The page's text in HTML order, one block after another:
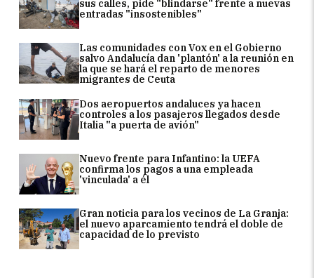
sus calles, pide "blindarse" frente a nuevas
entradas "insostenibles"
Las comunidades con Vox en el Gobierno
salvo Andalucía dan 'plantón' a la reunión en
la que se hará el reparto de menores
migrantes de Ceuta
Dos aeropuertos andaluces ya hacen
controles a los pasajeros llegados desde
Italia "a puerta de avión"
Nuevo frente para Infantino: la UEFA
confirma los pagos a una empleada
'vinculada' a él
Gran noticia para los vecinos de La Granja:
el nuevo aparcamiento tendrá el doble de
capacidad de lo previsto